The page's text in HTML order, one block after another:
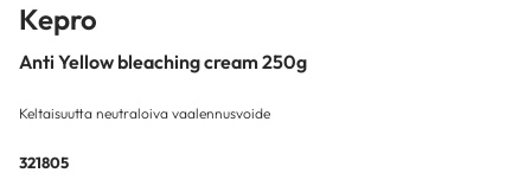
Kepro
Anti Yellow bleaching cream 250g
Keltaisuutta neutraloiva vaalennusvoide
321805